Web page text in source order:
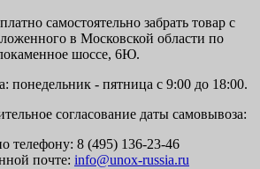
самостоятельно забрать товар с
в Московской области по
шоссе, 6Ю.
понедельник - пятница с 9:00 до 18:00.
согласование даты самовывоза:
телефону: 8 (495) 136-23-46
почте: info@unox-russia.ru